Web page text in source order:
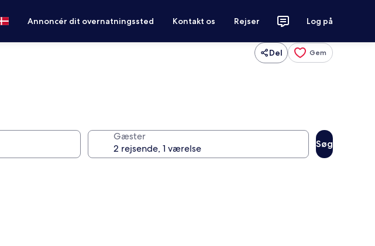
Annoncér dit overnatningssted Kontakt os Rejser Log på
Del Gem
Gæster
Søg